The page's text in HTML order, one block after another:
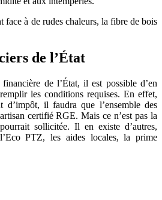
face à de rudes chaleurs, la fibre de bois
de l’État
de l’État, il est possible d’en
les conditions requises. En effet,
d’impôt, il faudra que l’ensemble des
certifié RGE. Mais ce n’est pas la
sollicitée. Il en existe d’autres,
PTZ, les aides locales, la prime